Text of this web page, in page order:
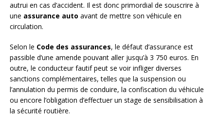
autrui en cas d’accident. Il est donc primordial de souscrire à
une assurance auto avant de mettre son véhicule en
circulation.
Selon le Code des assurances, le défaut d’assurance est
passible d’une amende pouvant aller jusqu’à 3 750 euros. En
outre, le conducteur fautif peut se voir infliger diverses
sanctions complémentaires, telles que la suspension ou
l’annulation du permis de conduire, la confiscation du véhicule
ou encore l’obligation d’effectuer un stage de sensibilisation à
la sécurité routière.